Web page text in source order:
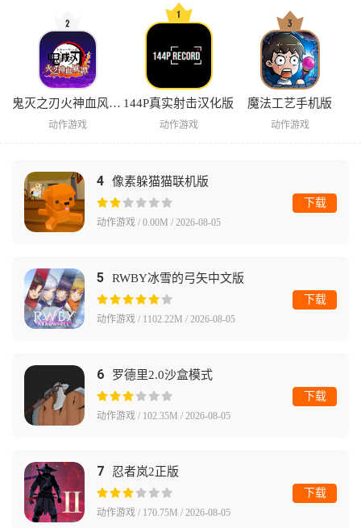
鬼灭之刃火神血风谭手机版
动作游戏
144P真实射击汉化版
动作游戏
魔法工艺手机版
动作游戏
4 像素躲猫猫联机版
动作游戏 / 0.00M / 2026-08-05
下载
5 RWBY冰雪的弓矢中文版
动作游戏 / 1102.22M / 2026-08-05
下载
6 罗德里2.0沙盒模式
动作游戏 / 102.35M / 2026-08-05
下载
7 忍者岚2正版
动作游戏 / 170.75M / 2026-08-05
下载